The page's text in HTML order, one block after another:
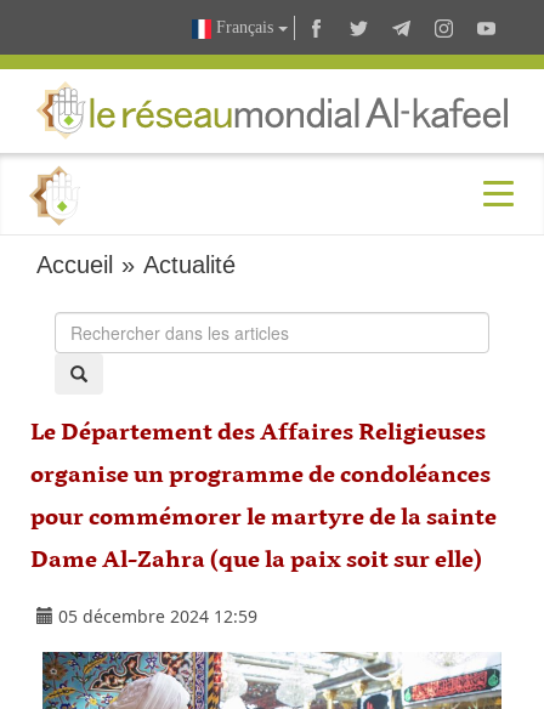
Français
Accueil »Actualité
Le Département des Affaires Religieuses
organise un programme de condoléances
pour commémorer le martyre de la sainte
Dame Al-Zahra (que la paix soit sur elle)
05 décembre 2024 12:59